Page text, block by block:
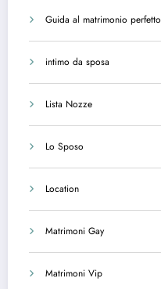
Guida al matrimonio perfetto
intimo da sposa
Lista Nozze
Lo Sposo
Location
Matrimoni Gay
Matrimoni Vip